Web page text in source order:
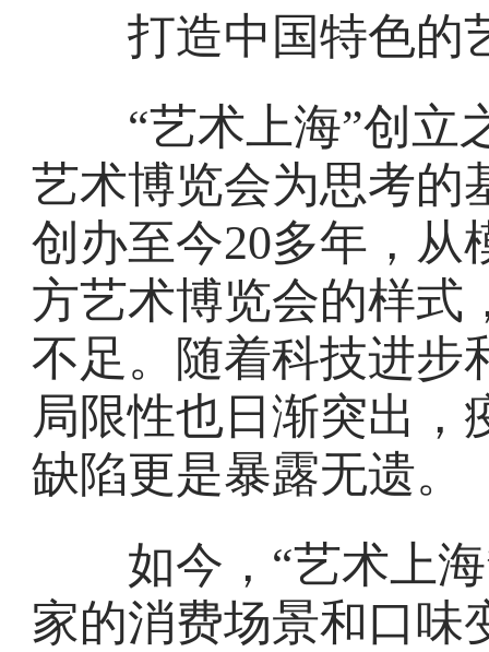
打造中国特色的
“艺术上海”创立
艺术博览会为思考的
创办至今20多年，从
方艺术博览会的样式
不足。随着科技进步
局限性也日渐突出，
缺陷更是暴露无遗。
如今，“艺术上海
家的消费场景和口味